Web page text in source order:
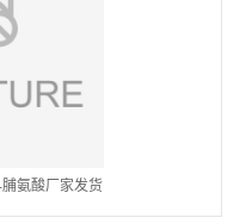
脯氨酸厂家发货